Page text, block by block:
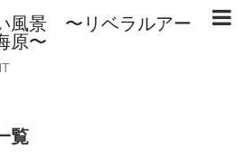
風景 〜リベラルアー
原〜
覧